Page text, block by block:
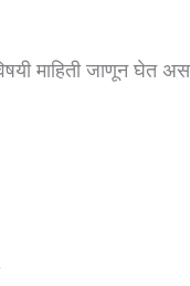
माहिती जाणून घेत